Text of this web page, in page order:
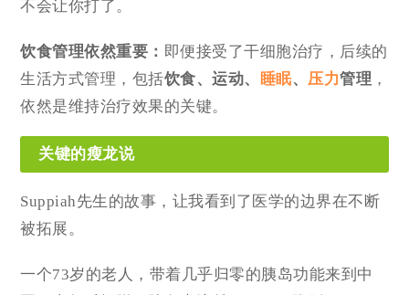
不会让你打了。
饮食管理依然重要 ： 即便接受了干细胞治疗，后续的
生活方式管理，包括饮食、运动、 睡眠、 压力管理 ，
依然是维持治疗效果的关键。
关键的瘦龙说
Suppiah先生的故事，让我看到了医学的边界在不断
被拓展。
一个73岁的老人，带着几乎归零的胰岛功能来到中